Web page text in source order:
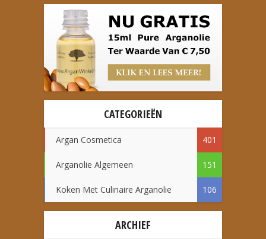
CATEGORIEËN
Argan Cosmetica 401
Arganolie Algemeen 151
Koken Met Culinaire Arganolie 106
ARCHIEF